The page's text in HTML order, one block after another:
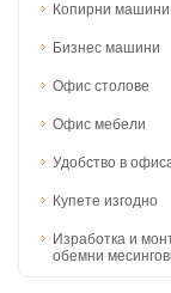
Копирни машини
Бизнес машини
Офис столове
Офис мебели
Удобство в
Купете изгодно
Изработка и
обемни